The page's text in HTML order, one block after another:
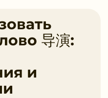
导演:
и